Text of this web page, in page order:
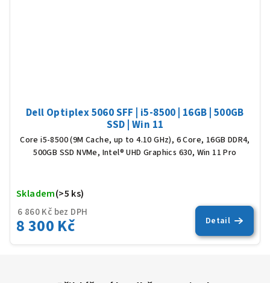
Dell Optiplex 5060 SFF | i5-8500 | 16GB | 500GB
SSD | Win 11
Core i5-8500 (9M Cache, up to 4.10 GHz), 6 Core, 16GB DDR4,
500GB SSD NVMe, Intel® UHD Graphics 630, Win 11 Pro
6 860 Kč bez DPH
8 300 Kč
Skladem(>5 ks)
5,0
z
5
Detail